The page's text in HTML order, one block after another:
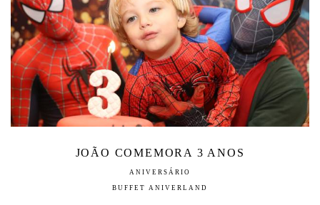
JOÃO COMEMORA 3 ANOS
ANIVERSÁRIO
BUFFET ANIVERLAND